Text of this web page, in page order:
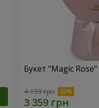
Букет "Magic Rose"
4 199 грн